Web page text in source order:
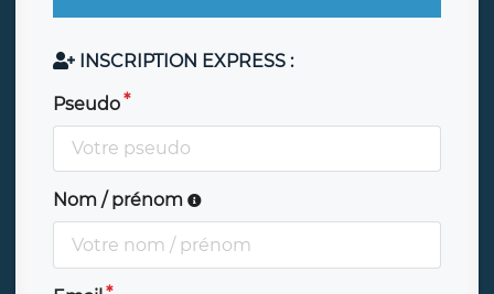
INSCRIPTION EXPRESS :
Pseudo
Nom / prénom